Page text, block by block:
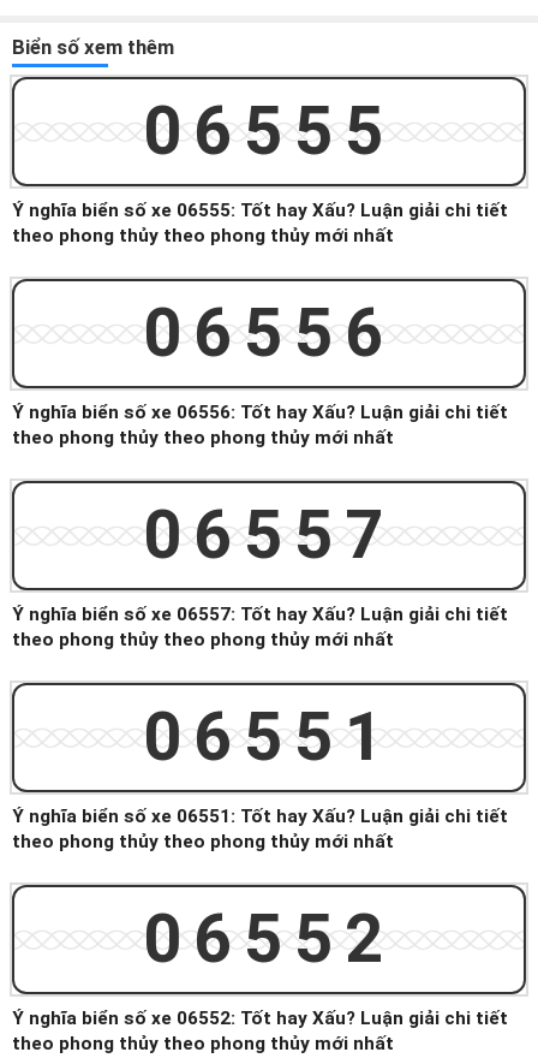
Biển số xem thêm
06555
Ý nghĩa biển số xe 06555: Tốt hay Xấu? Luận giải chi tiết
theo phong thủy theo phong thủy mới nhất
06556
Ý nghĩa biển số xe 06556: Tốt hay Xấu? Luận giải chi tiết
theo phong thủy theo phong thủy mới nhất
06557
Ý nghĩa biển số xe 06557: Tốt hay Xấu? Luận giải chi tiết
theo phong thủy theo phong thủy mới nhất
06551
Ý nghĩa biển số xe 06551: Tốt hay Xấu? Luận giải chi tiết
theo phong thủy theo phong thủy mới nhất
06552
Ý nghĩa biển số xe 06552: Tốt hay Xấu? Luận giải chi tiết
theo phong thủy theo phong thủy mới nhất